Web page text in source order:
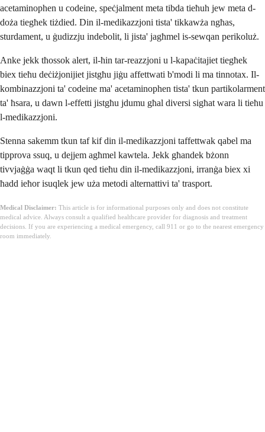
acetaminophen u codeine, speċjalment meta tibda tieħuh jew meta d-
doża tiegħek tiżdied. Din il-medikazzjoni tista' tikkawża ngħas,
sturdament, u ġudizzju indebolit, li jista' jagħmel is-sewqan perikoluż.
Anke jekk tħossok alert, il-ħin tar-reazzjoni u l-kapaċitajiet tiegħek
biex tieħu deċiżjonijiet jistgħu jiġu affettwati b'modi li ma tinnotax. Il-
kombinazzjoni ta' codeine ma' acetaminophen tista' tkun partikolarment
ta' ħsara, u dawn l-effetti jistgħu jdumu għal diversi sigħat wara li tieħu
l-medikazzjoni.
Stenna sakemm tkun taf kif din il-medikazzjoni taffettwak qabel ma
tipprova ssuq, u dejjem agħmel kawtela. Jekk għandek bżonn
tivvjaġġa waqt li tkun qed tieħu din il-medikazzjoni, irranġa biex xi
ħadd ieħor isuqlek jew uża metodi alternattivi ta' trasport.
Medical Disclaimer: This article is for informational purposes only and does not constitute
medical advice. Always consult a qualified healthcare provider for diagnosis and treatment
decisions. If you are experiencing a medical emergency, call 911 or go to the nearest emergency
room immediately.